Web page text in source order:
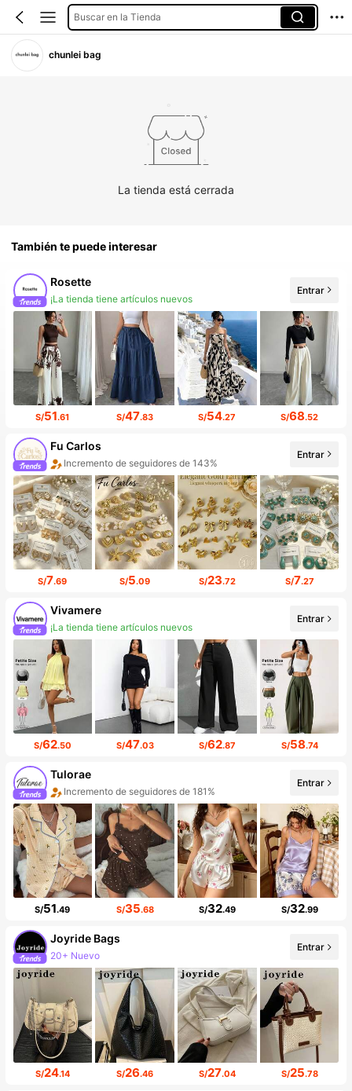
Buscar en la Tienda
chunlei bag
La tienda está cerrada
También te puede interesar
Rosette
¡La tienda tiene artículos nuevos
Entrar
S/51.61 S/47.83 S/54.27 S/68.52
Fu Carlos
Incremento de seguidores de 143%
Entrar
S/7.69 S/5.09 S/23.72 S/7.27
Vivamere
¡La tienda tiene artículos nuevos
Entrar
S/62.50 S/47.03 S/62.87 S/58.74
Tulorae
Incremento de seguidores de 181%
Aumento de ventasd de 225%
Entrar
S/51.49 S/35.68 S/32.49 S/32.99
Joyride Bags
20+ Nuevo
Incremento de seguidores de 427%
Entrar
S/24.14 S/26.46 S/27.04 S/25.78